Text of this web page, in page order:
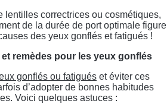
lentilles correctrices ou cosmétiques,
de la durée de port optimale figure
des yeux gonflés et fatigués !
remèdes pour les yeux gonflés
gonflés ou fatigués et éviter ces
d’adopter de bonnes habitudes
Voici quelques astuces :